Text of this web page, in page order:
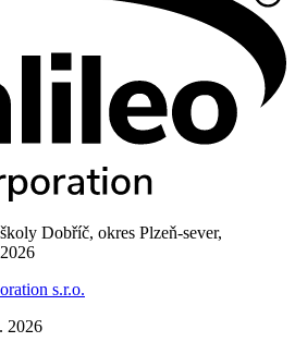
Dobříč, okres Plzeň-sever,
s.r.o.
2026